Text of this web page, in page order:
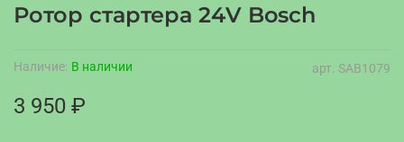
арт. SAB1079
Наличие: В наличии
Ротор стартера 24V Bosch
3 950 ₽